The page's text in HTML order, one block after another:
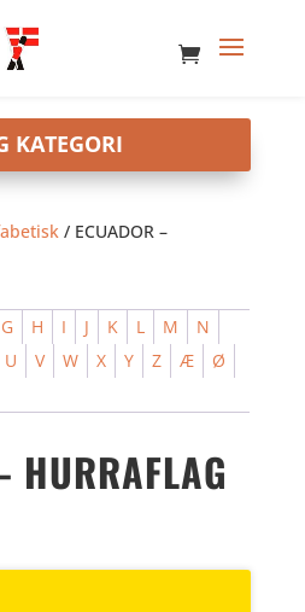
/ ECUADOR –
G H I J K L M
N
U V W X Y Z Æ
Ø
HURRAFLAG